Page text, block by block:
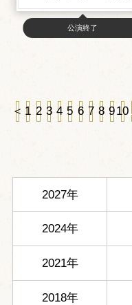
公演終了
＜ 1 2 3 4 5 6 7 8 910
2027年
2024年
2021年
2018年